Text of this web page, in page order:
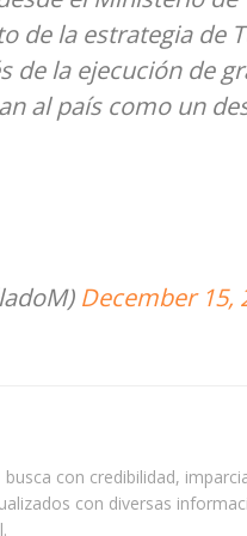
de la estrategia de
de la ejecución de
al país como un
December 15,
con credibilidad,
con diversas